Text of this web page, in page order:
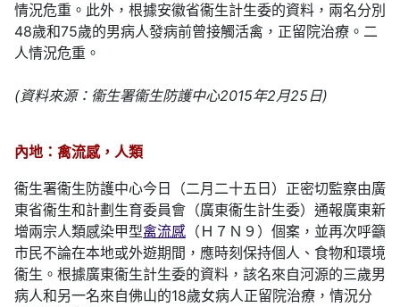
情況危重。此外，根據安徽省衞生計生委的資料，兩名分別
48歲和75歲的男病人發病前曾接觸活禽，正留院治療。二
人情況危重。
(資料來源：衞生署衞生防護中心2015年2月25日)
內地：禽流感，人類
衞生署衞生防護中心今日（二月二十五日）正密切監察由廣
東省衞生和計劃生育委員會（廣東衞生計生委）通報廣東新
增兩宗人類感染甲型禽流感 （Ｈ７Ｎ９）個案，並再次呼籲
市民不論在本地或外遊期間，應時刻保持個人、食物和環境
衞生。根據廣東衞生計生委的資料，該名來自河源的三歲男
病人和另一名來自佛山的18歲女病人正留院治療，情況分